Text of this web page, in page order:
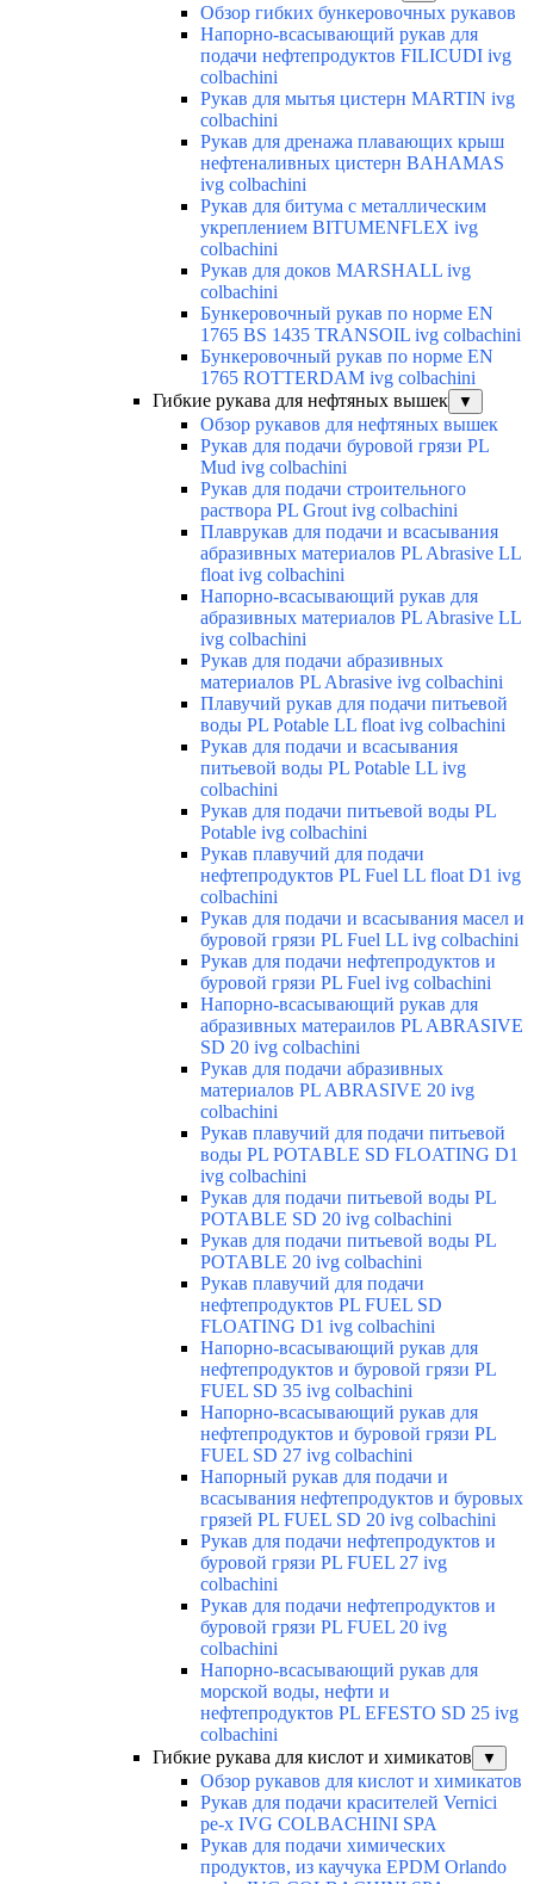
Обзор гибких бункеровочных рукавов
Напорно-всасывающий рукав для
подачи нефтепродуктов FILICUDI ivg
colbachini
Рукав для мытья цистерн MARTIN ivg
colbachini
Рукав для дренажа плавающих крыш
нефтеналивных цистерн BAHAMAS
ivg colbachini
Рукав для битума с металлическим
укреплением BITUMENFLEX ivg
colbachini
Рукав для доков MARSHALL ivg
colbachini
Бункеровочный рукав по норме EN
1765 BS 1435 TRANSOIL ivg colbachini
Бункеровочный рукав по норме EN
1765 ROTTERDAM ivg colbachini
Гибкие рукава для нефтяных вышек
▼
Обзор рукавов для нефтяных вышек
Рукав для подачи буровой грязи PL
Mud ivg colbachini
Рукав для подачи строительного
раствора PL Grout ivg colbachini
Плаврукав для подачи и всасывания
абразивных материалов PL Abrasive LL
float ivg colbachini
Напорно-всасывающий рукав для
абразивных материалов PL Abrasive LL
ivg colbachini
Рукав для подачи абразивных
материалов PL Abrasive ivg colbachini
Плавучий рукав для подачи питьевой
воды PL Potable LL float ivg colbachini
Рукав для подачи и всасывания
питьевой воды PL Potable LL ivg
colbachini
Рукав для подачи питьевой воды PL
Potable ivg colbachini
Рукав плавучий для подачи
нефтепродуктов PL Fuel LL float D1 ivg
colbachini
Рукав для подачи и всасывания масел и
буровой грязи PL Fuel LL ivg colbachini
Рукав для подачи нефтепродуктов и
буровой грязи PL Fuel ivg colbachini
Напорно-всасывающий рукав для
абразивных матераилов PL ABRASIVE
SD 20 ivg colbachini
Рукав для подачи абразивных
материалов PL ABRASIVE 20 ivg
colbachini
Рукав плавучий для подачи питьевой
воды PL POTABLE SD FLOATING D1
ivg colbachini
Рукав для подачи питьевой воды PL
POTABLE SD 20 ivg colbachini
Рукав для подачи питьевой воды PL
POTABLE 20 ivg colbachini
Рукав плавучий для подачи
нефтепродуктов PL FUEL SD
FLOATING D1 ivg colbachini
Напорно-всасывающий рукав для
нефтепродуктов и буровой грязи PL
FUEL SD 35 ivg colbachini
Напорно-всасывающий рукав для
нефтепродуктов и буровой грязи PL
FUEL SD 27 ivg colbachini
Напорный рукав для подачи и
всасывания нефтепродуктов и буровых
грязей PL FUEL SD 20 ivg colbachini
Рукав для подачи нефтепродуктов и
буровой грязи PL FUEL 27 ivg
colbachini
Рукав для подачи нефтепродуктов и
буровой грязи PL FUEL 20 ivg
colbachini
Напорно-всасывающий рукав для
морской воды, нефти и
нефтепродуктов PL EFESTO SD 25 ivg
colbachini
Гибкие рукава для кислот и химикатов
▼
Обзор рукавов для кислот и химикатов
Рукав для подачи красителей Vernici
pe-x IVG COLBACHINI SPA
Рукав для подачи химических
продуктов, из каучука EPDM Orlando